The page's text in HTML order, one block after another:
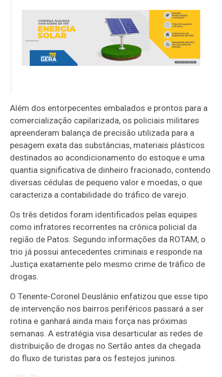
Além dos entorpecentes embalados e prontos para a
comercialização capilarizada, os policiais militares
apreenderam balança de precisão utilizada para a
pesagem exata das substâncias, materiais plásticos
destinados ao acondicionamento do estoque e uma
quantia significativa de dinheiro fracionado, contendo
diversas cédulas de pequeno valor e moedas, o que
caracteriza a contabilidade do tráfico de varejo.
Os três detidos foram identificados pelas equipes
como infratores recorrentes na crônica policial da
região de Patos. Segundo informações da ROTAM, o
trio já possui antecedentes criminais e responde na
Justiça exatamente pelo mesmo crime de tráfico de
drogas.
O Tenente-Coronel Deuslânio enfatizou que esse tipo
de intervenção nos bairros periféricos passará a ser
rotina e ganhará ainda mais força nas próximas
semanas. A estratégia visa desarticular as redes de
distribuição de drogas no Sertão antes da chegada
do fluxo de turistas para os festejos juninos.